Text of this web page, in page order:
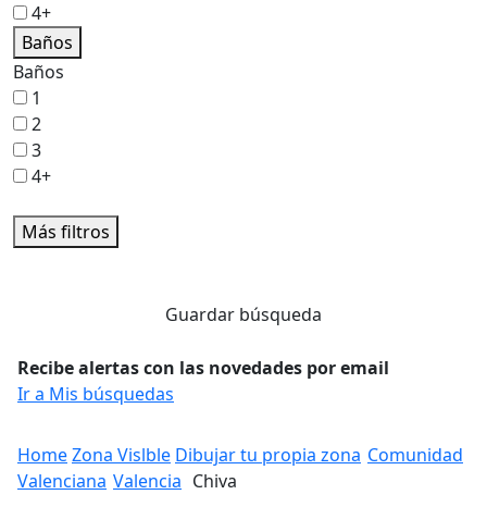
4+
Baños
Baños
1
2
3
4+
Más filtros
Guardar búsqueda
Recibe alertas con las novedades por email
Ir a Mis búsquedas
HomeZona Vislble Dibujar tu propia zona Comunidad
Valenciana Valencia Chiva